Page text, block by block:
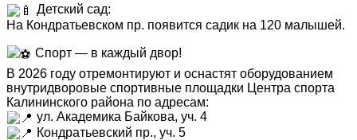
Стрельба из пневматического оружия
Стрельба из оружия, принадлежащего клиенту
Детский сад:
На Кондратьевском пр. появится садик на 120 малышей.
Спорт — в каждый двор!
В 2026 году отремонтируют и оснастят оборудованием
внутридворовые спортивные площадки Центра спорта
Калининского района по адресам:
ул. Академика Байкова, уч. 4
Кондратьевский пр., уч. 5